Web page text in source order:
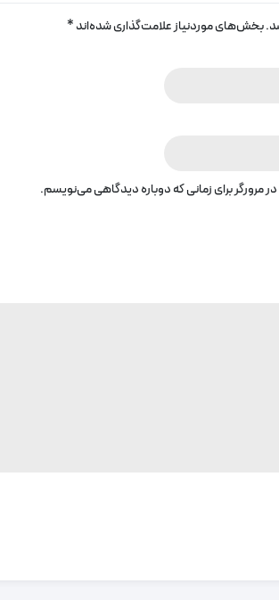
بخش‌های موردنیاز علامت‌گذاری شده‌اند*
مرورگر برای زمانی که دوباره دیدگاهی می‌نویسم.